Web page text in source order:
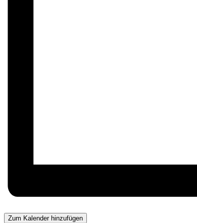
Zum Kalender hinzufügen